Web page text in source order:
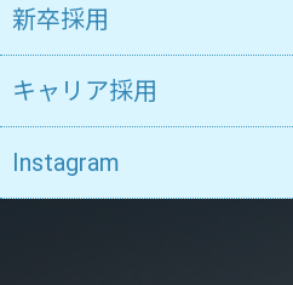
新卒採用
キャリア採用
Instagram